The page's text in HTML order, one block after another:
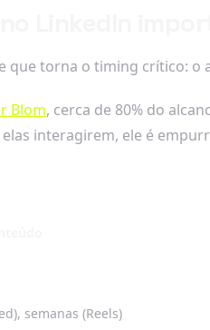
que torna o timing crítico:
Blom, cerca de 80% do
interagirem, ele é
semanas (Reels)